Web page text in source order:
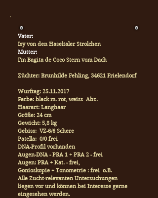
Vater:
Isy von den Haseltaler Strolchen
Mutter:
I'm Bagita de Coco Stern vom Dach
Züchter: Brunhilde Fehling, 34621 Frielendorf
Wurftag: 25.11.2017
Farbe: black m. rot, weiss Abz.
Haarart: Langhaar
Größe: 24 cm
Gewicht: 5,8 kg
Gebiss: VZ-6/6 Schere
Patella: 0/0 frei
DNA-Profil vorhanden
Augen-DNA - PRA 1 + PRA 2 - frei
Augen: PRA + Kat. - frei,
Gonioskopie + Tonometrie : frei o.B.
Alle Zucht-relevanten Untersuchungen
liegen vor und können bei Interesse gerne
eingesehen werden.